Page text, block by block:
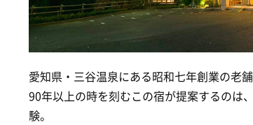
愛知県・三谷温泉にある昭和七年創業の老
90年以上の時を刻むこの宿が提案するのは
験。